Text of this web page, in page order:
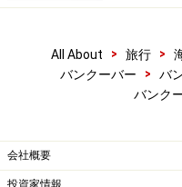
All About > 旅行 >
バンクーバー
> バ
バンク
会社概要
投資家情報